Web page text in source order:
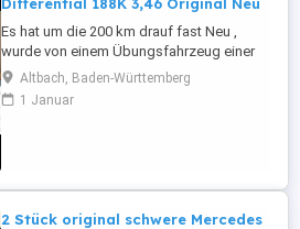
Es hat um die 200 km drauf fast Neu ,
wurde von einem Übungsfahrzeug einer
Handwerkskammer ausgebaut , es passt
zu vielen BMW E46 Z4 E85 E86 Modellen .
Es ist kein Austausch Differential Original
Altbach, Baden-Württemberg
1 Januar
2 Stück original schwere Mercedes